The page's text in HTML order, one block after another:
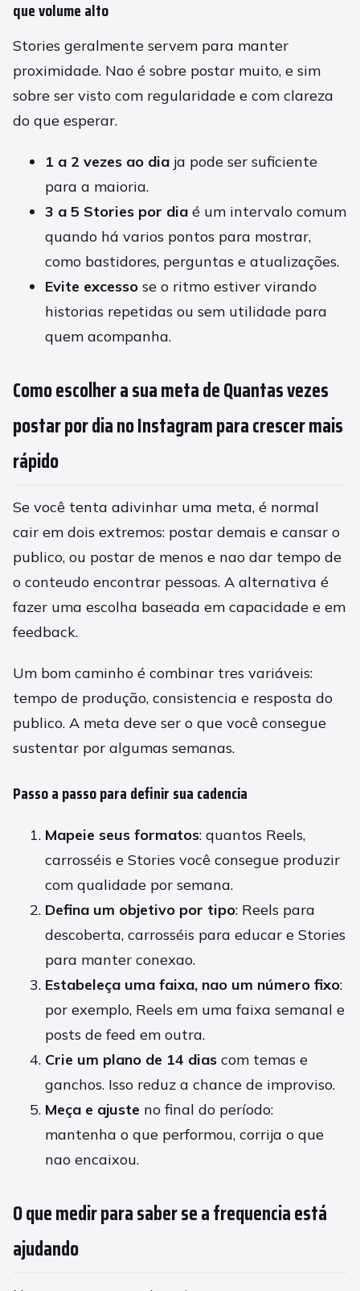
que volume alto
Stories geralmente servem para manter
proximidade. Nao é sobre postar muito, e sim
sobre ser visto com regularidade e com clareza
do que esperar.
1 a 2 vezes ao dia ja pode ser suficiente
para a maioria.
3 a 5 Stories por dia é um intervalo comum
quando há varios pontos para mostrar,
como bastidores, perguntas e atualizações.
Evite excesso se o ritmo estiver virando
historias repetidas ou sem utilidade para
quem acompanha.
Como escolher a sua meta de Quantas vezes
postar por dia no Instagram para crescer mais
rápido
Se você tenta adivinhar uma meta, é normal
cair em dois extremos: postar demais e cansar o
publico, ou postar de menos e nao dar tempo de
o conteudo encontrar pessoas. A alternativa é
fazer uma escolha baseada em capacidade e em
feedback.
Um bom caminho é combinar tres variáveis:
tempo de produção, consistencia e resposta do
publico. A meta deve ser o que você consegue
sustentar por algumas semanas.
Passo a passo para definir sua cadencia
Mapeie seus formatos: quantos Reels,
carrosséis e Stories você consegue produzir
com qualidade por semana.
Defina um objetivo por tipo: Reels para
descoberta, carrosséis para educar e Stories
para manter conexao.
Estabeleça uma faixa, nao um número fixo:
por exemplo, Reels em uma faixa semanal e
posts de feed em outra.
Crie um plano de 14 dias com temas e
ganchos. Isso reduz a chance de improviso.
Meça e ajuste no final do período:
mantenha o que performou, corrija o que
nao encaixou.
O que medir para saber se a frequencia está
ajudando